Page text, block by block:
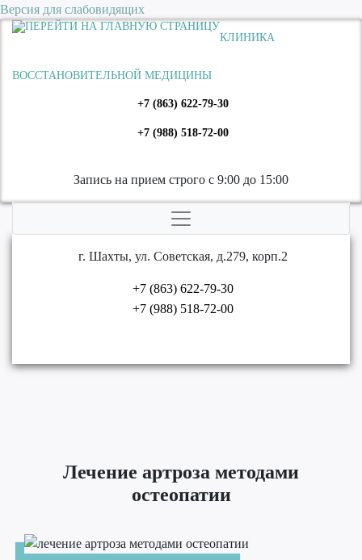
Версия для слабовидящих
КЛИНИКА
ВОССТАНОВИТЕЛЬНОЙ МЕДИЦИНЫ
+7 (863) 622-79-30
+7 (988) 518-72-00
Запись на прием строго с 9:00 до 15:00
г. Шахты, ул. Советская, д.279, корп.2
+7 (863) 622-79-30
+7 (988) 518-72-00
Лечение артроза методами
остеопатии